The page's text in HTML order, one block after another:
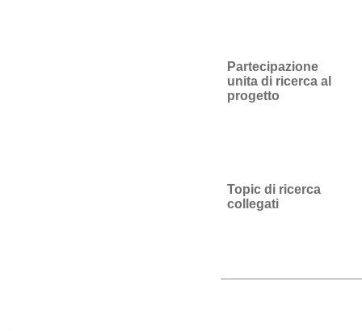
Partecipazione
unita di ricerca al
progetto
Topic di ricerca
collegati